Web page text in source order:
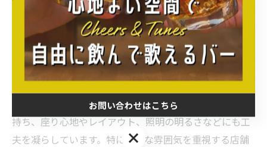
りリラックスした雰囲気で楽しむことができます。テー
ブル席はカウンター席と異なり、周囲の視線を気にせず
プライベート感を保てるのが魅力です。例えば、仕事帰
りにゆっくりとドリンクを傾けながら、その日の出来事
を語り合う場としても最適です。
また、佐賀市のバーの多くは、テーブル席にこだわりを
持ち、座り心地やレイアウト、照明の明るさなどにも工
夫を凝らしています。特に静かな雰囲気を重視する店舗
お問い合わせはこちら
お問い合わせはこちら